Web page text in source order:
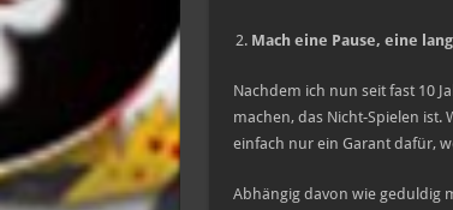
Mach eine Pause, eine
Nachdem ich nun seit fast 10
machen, das Nicht-Spielen ist.
einfach nur ein Garant dafür,
Abhängig davon wie geduldig